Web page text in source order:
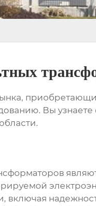
Вы
включая